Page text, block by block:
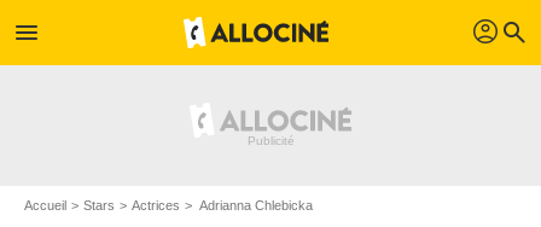
menu profil search
Accueil Stars Actrices Adrianna Chlebicka